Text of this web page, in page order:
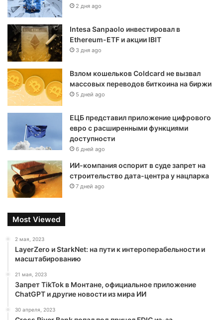
2 дня ago
Intesa Sanpaolo инвестировал в
Ethereum-ETF и акции IBIT
3 дня ago
Взлом кошельков Coldcard не вызвал
массовых переводов биткоина на биржи
5 дней ago
ЕЦБ представил приложение цифрового
евро с расширенными функциями
доступности
6 дней ago
ИИ-компания оспорит в суде запрет на
строительство дата-центра у нацпарка
7 дней ago
Most Viewed
2 мая, 2023
LayerZero и StarkNet: на пути к интероперабельности и
масштабированию
21 мая, 2023
Запрет TikTok в Монтане, официальное приложение
ChatGPT и другие новости из мира ИИ
30 апреля, 2023